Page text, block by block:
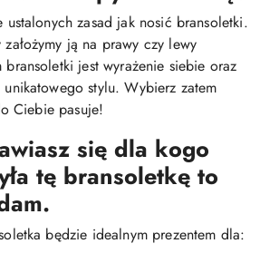
zasad jak nosić bransoletki.
ją na prawy czy lewy
bransoletki jest wyrażenie siebie oraz
stylu. Wybierz zatem
Ciebie pasuje!
się dla kogo
tę bransoletkę to
będzie idealnym prezentem dla: